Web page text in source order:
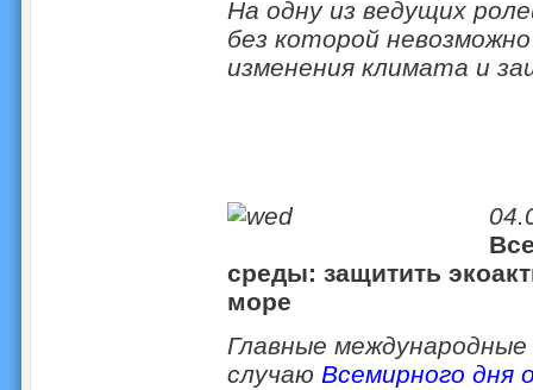
На одну из ведущих
без которой
изменения климата и
среды: защитить
море
Главные
случаю Всемирного дня